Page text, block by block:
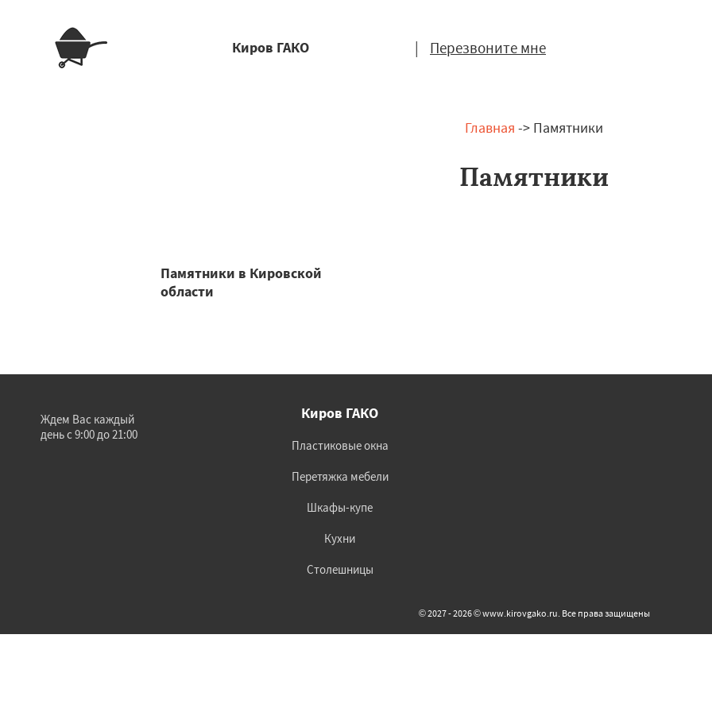
Киров ГАКО | Перезвоните мне
Главная -> Памятники
Памятники
Памятники в Кировской
области
Ждем Вас каждый
день с 9:00 до 21:00
Киров ГАКО
Пластиковые окна
Перетяжка мебели
Шкафы-купе
Кухни
Столешницы
© 2027 - 2026 © www.kirovgako.ru. Все права защищены